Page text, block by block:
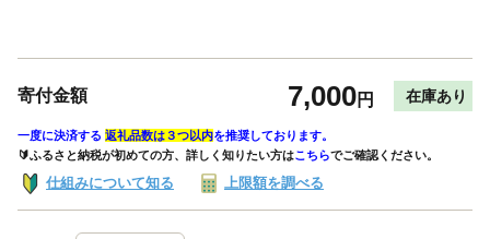
寄付金額 7,000円 在庫あり
一度に決済する 返礼品数は３つ以内を推奨しております。
🔰ふるさと納税が初めての方、詳しく知りたい方はこちらでご確認ください。
仕組みについて知る 上限額を調べる